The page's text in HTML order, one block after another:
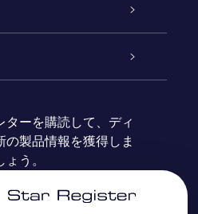
Star Page
報
ターを購読して、ディ
の製品情報を獲得しま
ょう。